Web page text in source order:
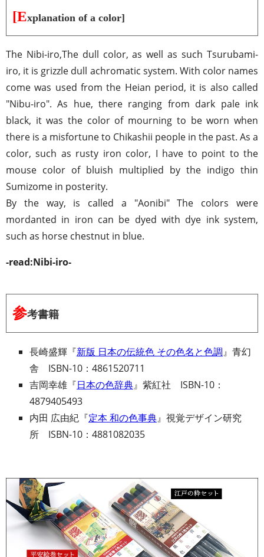
[Explanation of a color]
The Nibi-iro,The dull color, as well as such Tsurubami-
iro, it is grizzle dull achromatic system. With color names
come was used from the Heian period, it is also called
"Nibu-iro". As hue, there ranging from dark pale ink
black, it was the color of mourning to be worn when
there is a misfortune to Chikashii people in the past. As a
color, such as rusty iron color, I have to point to the
mouse color of bluish multiplied by the indigo thin
Sumizome in posterity.
By the way, is called a "Aonibi" The colors were
mordanted in iron can be dyed with dye ink system,
such as horse chestnut in blue.
-read:Nibi-iro-
参考書籍
長崎盛輝『新版 日本の伝統色 その色名と色調』青幻
舎 ISBN-10：4861520711
吉岡幸雄『日本の色辞典』紫紅社 ISBN-10：
4879405493
内田 広由紀『定本 和の色事典』視覚デザイン研究
所 ISBN-10：4881082035